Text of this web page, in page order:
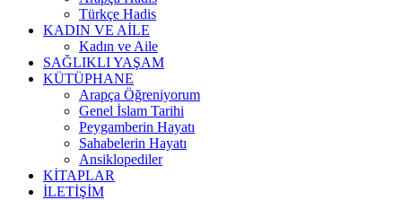
Türkçe Hadis
KADIN VE AİLE
Kadın ve Aile
SAĞLIKLI YAŞAM
KÜTÜPHANE
Arapça Öğreniyorum
Genel İslam Tarihi
Peygamberin Hayatı
Sahabelerin Hayatı
Ansiklopediler
KİTAPLAR
İLETİŞİM